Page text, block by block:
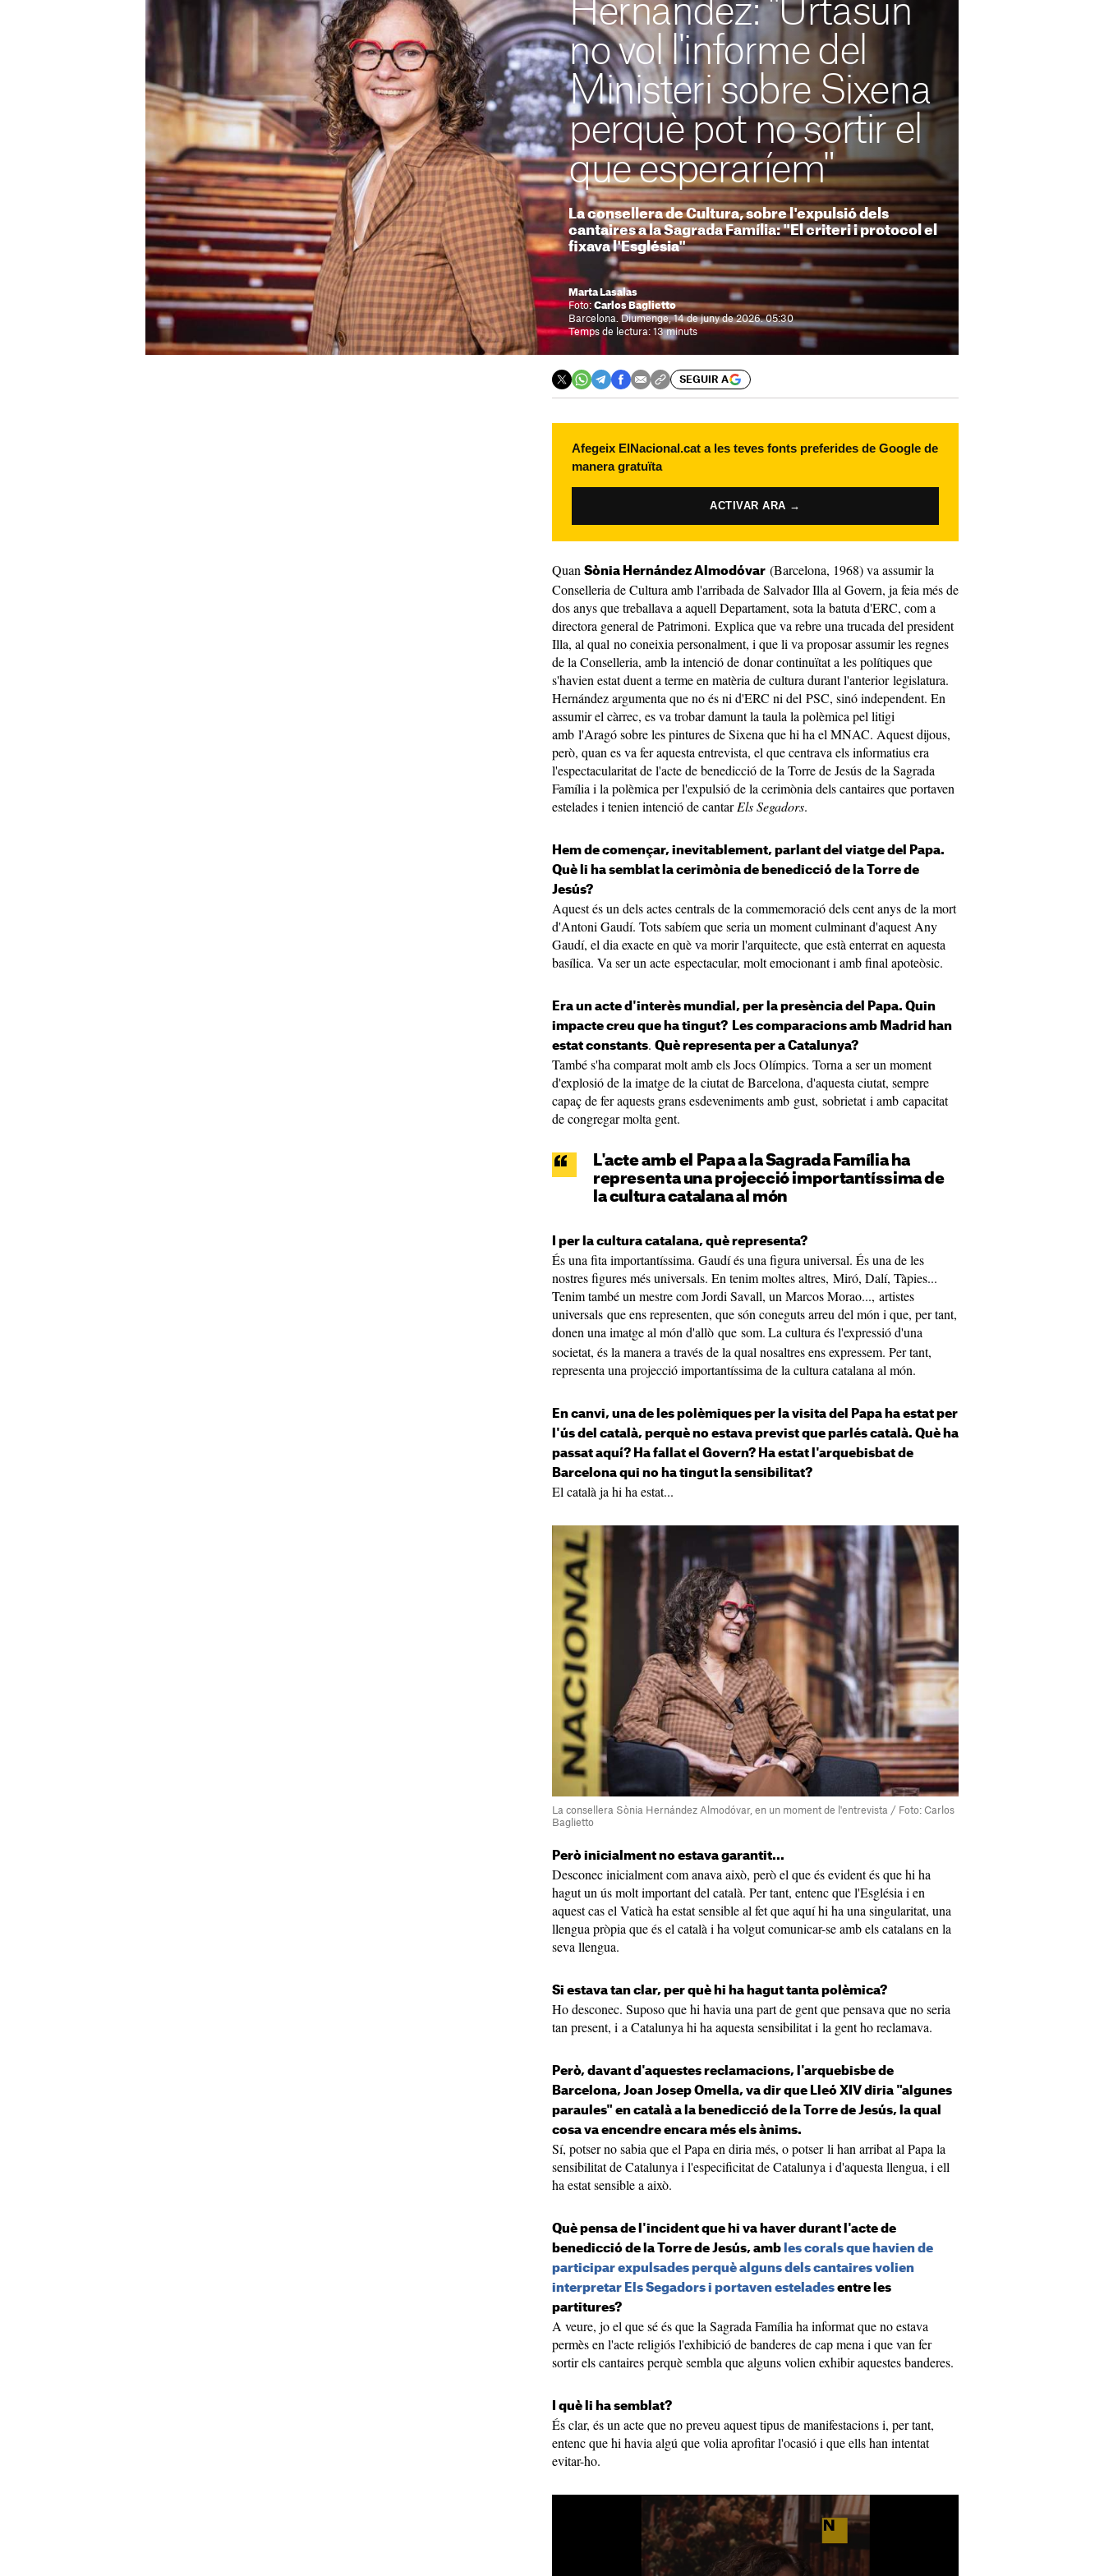
Hernández: "Urtasun
no vol l'informe del
Ministeri sobre Sixena
perquè pot no sortir el
que esperaríem"
La consellera de Cultura, sobre l'expulsió dels
cantaires a la Sagrada Família: "El criteri i protocol el
fixava l'Església"
Marta Lasalas
Foto: Carlos Baglietto
Barcelona. Diumenge, 14 de juny de 2026. 05:30
Temps de lectura: 13 minuts
SEGUIR A
Afegeix ElNacional.cat a les teves fonts preferides de Google de
manera gratuïta
ACTIVAR ARA →
Quan Sònia Hernández Almodóvar (Barcelona, 1968) va assumir la
Conselleria de Cultura amb l'arribada de Salvador Illa al Govern, ja feia més de
dos anys que treballava a aquell Departament, sota la batuta d'ERC, com a
directora general de Patrimoni. Explica que va rebre una trucada del president
Illa, al qual no coneixia personalment, i que li va proposar assumir les regnes
de la Conselleria, amb la intenció de donar continuïtat a les polítiques que
s'havien estat duent a terme en matèria de cultura durant l'anterior legislatura.
Hernández argumenta que no és ni d'ERC ni del PSC, sinó independent. En
assumir el càrrec, es va trobar damunt la taula la polèmica pel litigi
amb l'Aragó sobre les pintures de Sixena que hi ha el MNAC. Aquest dijous,
però, quan es va fer aquesta entrevista, el que centrava els informatius era
l'espectacularitat de l'acte de benedicció de la Torre de Jesús de la Sagrada
Família i la polèmica per l'expulsió de la cerimònia dels cantaires que portaven
estelades i tenien intenció de cantarEls Segadors.
Hem de començar, inevitablement, parlant del viatge del Papa.
Què li ha semblat la cerimònia de benedicció de la Torre de
Jesús?
Aquest és un dels actes centrals de la commemoració dels cent anys de la mort
d'Antoni Gaudí. Tots sabíem que seria un moment culminant d'aquest Any
Gaudí, el dia exacte en què va morir l'arquitecte, que està enterrat en aquesta
basílica. Va ser un acte espectacular, molt emocionant i amb final apoteòsic.
Era un acte d'interès mundial, per la presència del Papa. Quin
impacte creu que ha tingut? Les comparacions amb Madrid han
estat constants. Què representa per a Catalunya?
També s'ha comparat molt amb els Jocs Olímpics. Torna a ser un moment
d'explosió de la imatge de la ciutat de Barcelona, d'aquesta ciutat, sempre
capaç de fer aquests grans esdeveniments amb gust, sobrietat i amb capacitat
de congregar molta gent.
L'acte amb el Papa a la Sagrada Família ha
representa una projecció importantíssima de
la cultura catalana al món
I per la cultura catalana, què representa?
És una fita importantíssima. Gaudí és una figura universal. És una de les
nostres figures més universals. En tenim moltes altres, Miró, Dalí, Tàpies...
Tenim també un mestre com Jordi Savall, un Marcos Morao..., artistes
universals que ens representen, que són coneguts arreu del món i que, per tant,
donen una imatge al món d'allò que som.La cultura és l'expressió d'una
societat, és la manera a través de la qual nosaltres ens expressem. Per tant,
representa una projecció importantíssima de la cultura catalana al món.
En canvi, una de les polèmiques per la visita del Papa ha estat per
l'ús del català, perquè no estava previst que parlés català. Què ha
passat aquí? Ha fallat el Govern? Ha estat l'arquebisbat de
Barcelona qui no ha tingut la sensibilitat?
El català ja hi ha estat...
La consellera Sònia Hernández Almodóvar, en un moment de l'entrevista / Foto: Carlos
Baglietto
Però inicialment no estava garantit...
Desconec inicialment com anava això, però el que és evident és que hi ha
hagut un ús molt important del català. Per tant, entenc que l'Església i en
aquest cas el Vaticà ha estat sensible al fet que aquí hi ha una singularitat, una
llengua pròpia que és el català i ha volgut comunicar-se amb els catalans en la
seva llengua.
Si estava tan clar, per què hi ha hagut tanta polèmica?
Ho desconec. Suposo que hi havia una part de gent que pensava que no seria
tan present, i a Catalunya hi ha aquesta sensibilitat i la gent ho reclamava.
Però, davant d'aquestes reclamacions, l'arquebisbe de
Barcelona, Joan Josep Omella, va dir que Lleó XIV diria "algunes
paraules" en català a la benedicció de la Torre de Jesús, la qual
cosa va encendre encara més els ànims.
Sí, potser no sabia que el Papa en diria més, o potser li han arribat al Papa la
sensibilitat de Catalunya i l'especificitat de Catalunya i d'aquesta llengua, i ell
ha estat sensible a això.
Què pensa de l'incident que hi va haver durant l'acte de
benedicció de la Torre de Jesús, amb les corals que havien de
participar expulsades perquè alguns dels cantaires volien
interpretar Els Segadors i portaven estelades entre les
partitures?
A veure, jo el que sé és que la Sagrada Família ha informat que no estava
permès en l'acte religiós l'exhibició de banderes de cap mena i que van fer
sortir els cantaires perquè sembla que alguns volien exhibir aquestes banderes.
I què li ha semblat?
És clar, és un acte que no preveu aquest tipus de manifestacions i, per tant,
entenc que hi havia algú que volia aprofitar l'ocasió i que ells han intentat
evitar-ho.